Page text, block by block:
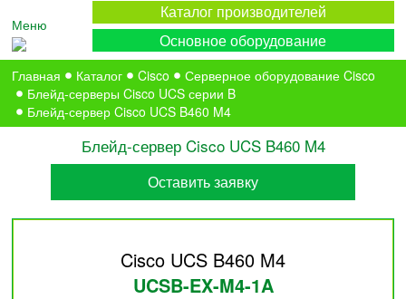
Меню
Каталог производителей
Основное оборудование
Главная Каталог Cisco
Серверное оборудование Cisco
Блейд-серверы Cisco UCS серии B
Блейд-сервер Cisco UCS B460 M4
Блейд-сервер Cisco UCS B460 M4
Оставить заявку
Cisco UCS B460 M4
UCSB-EX-M4-1A